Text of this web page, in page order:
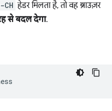
हेडर मिलता है, तो वह ब्राउज़र
से बदल देगा.